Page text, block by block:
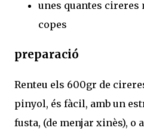
unes quantes cireres
copes
preparació
Renteu els 600gr de
pinyol, és fàcil, amb un
fusta, (de menjar xinès), o